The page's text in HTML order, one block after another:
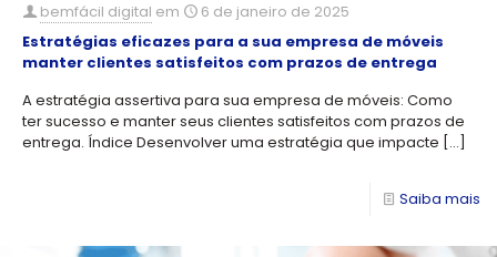
bemfácil digital em
6 de janeiro de 2025
Estratégias eficazes para a sua empresa de móveis
manter clientes satisfeitos com prazos de entrega
A estratégia assertiva para sua empresa de móveis: Como
ter sucesso e manter seus clientes satisfeitos com prazos de
entrega. Índice Desenvolver uma estratégia que impacte […]
Saiba mais